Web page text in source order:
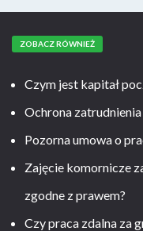
ZOBACZ RÓWNIEŻ
Czym jest kapitał
Ochrona
Pozorna umowa o
Zajęcie komornicze
zgodne z prawem?
Czy praca zdalna za